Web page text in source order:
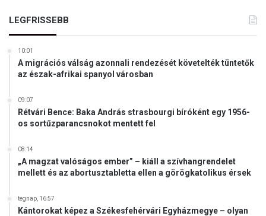
é
h
á
z
LEGFRISSEBB
10:01
A migrációs válság azonnali rendezését követelték tüntetők
az észak-afrikai spanyol városban
09:07
Rétvári Bence: Baka András strasbourgi bíróként egy 1956-
os sortűzparancsnokot mentett fel
08:14
„A magzat valóságos ember” – kiáll a szívhangrendelet
mellett és az abortusztabletta ellen a görögkatolikus érsek
tegnap, 16:57
Kántorokat képez a Székesfehérvári Egyházmegye – olyan